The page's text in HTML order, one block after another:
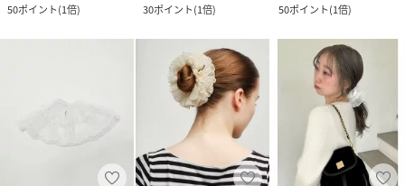
50ポイント(1倍)
30ポイント(1倍)
50ポイント(1倍)